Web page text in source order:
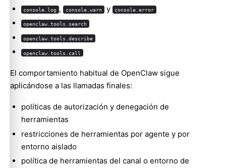
console.log , console.warn y console.error
openclaw.tools.search
openclaw.tools.describe
openclaw.tools.call
El comportamiento habitual de OpenClaw sigue
aplicándose a las llamadas finales:
políticas de autorización y denegación de
herramientas
restricciones de herramientas por agente y por
entorno aislado
política de herramientas del canal o entorno de